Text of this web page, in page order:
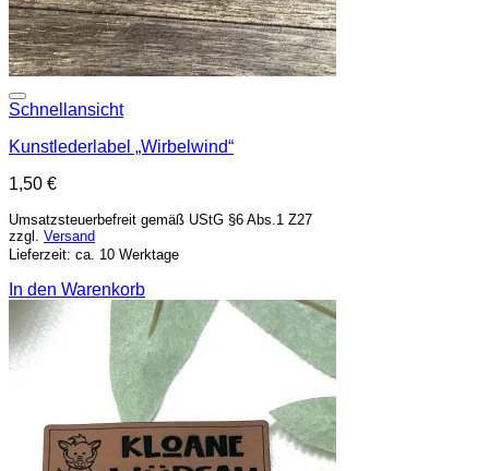
Schnellansicht
Kunstlederlabel „Wirbelwind“
1,50 €
Umsatzsteuerbefreit gemäß UStG §6 Abs.1 Z27
zzgl. Versand
Lieferzeit: ca. 10 Werktage
In den Warenkorb